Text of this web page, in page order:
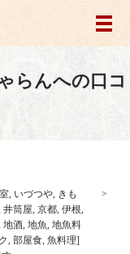
メ
らんへの口コ
, いづつや, きも
井筒屋, 京都, 伊根,
地酒, 地魚, 地魚料
, 部屋食, 魚料理]